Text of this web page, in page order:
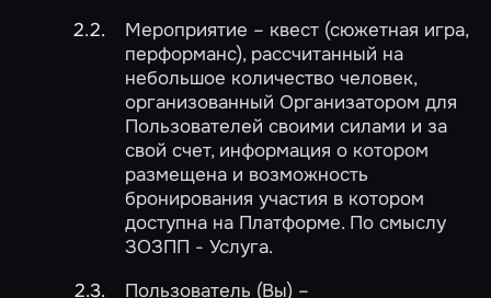
Мероприятие – квест (сюжетная игра,
перформанс), рассчитанный на
небольшое количество человек,
организованный Организатором для
Пользователей своими силами и за
свой счет, информация о котором
размещена и возможность
бронирования участия в котором
доступна на Платформе. По смыслу
ЗОЗПП - Услуга.
Пользователь (Вы) –